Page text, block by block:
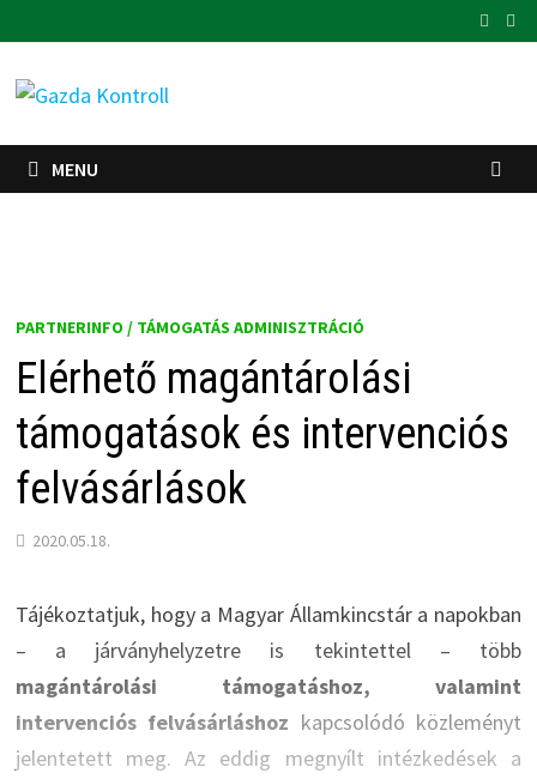
to
content
MENU
PARTNERINFO / TÁMOGATÁS ADMINISZTRÁCIÓ
Elérhető magántárolási
támogatások és intervenciós
felvásárlások
2020.05.18.
Tájékoztatjuk, hogy a Magyar Államkincstár a napokban
– a járványhelyzetre is tekintettel – több
magántárolási támogatáshoz, valamint
intervenciós felvásárláshoz kapcsolódó közleményt
jelentetett meg. Az eddig megnyílt intézkedések a